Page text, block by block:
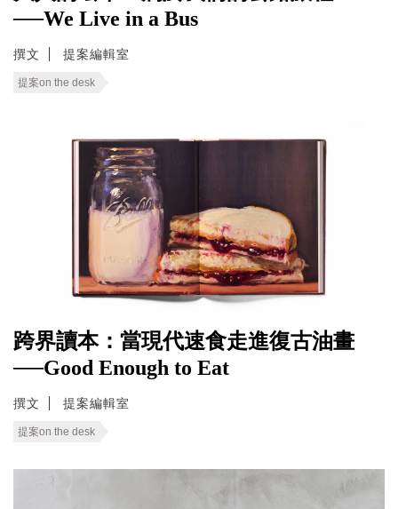
──We Live in a Bus
撰文 提案編輯室
提案on the desk
跨界讀本：當現代速食走進復古油畫
──Good Enough to Eat
撰文 提案編輯室
提案on the desk